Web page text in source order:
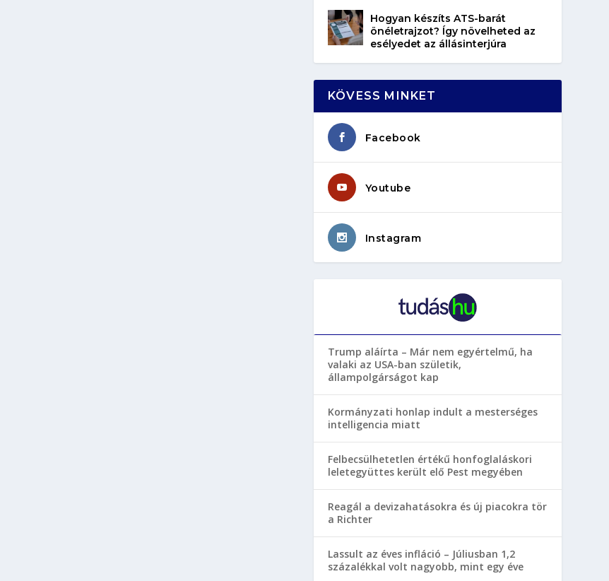
Hogyan készíts ATS-barát
önéletrajzot? Így növelheted az
esélyedet az állásinterjúra
KÖVESS MINKET
Facebook
Youtube
Instagram
Trump aláírta – Már nem egyértelmű, ha
valaki az USA-ban születik,
állampolgárságot kap
Kormányzati honlap indult a mesterséges
intelligencia miatt
Felbecsülhetetlen értékű honfoglaláskori
leletegyüttes került elő Pest megyében
Reagál a devizahatásokra és új piacokra tör
a Richter
Lassult az éves infláció – Júliusban 1,2
százalékkal volt nagyobb, mint egy éve